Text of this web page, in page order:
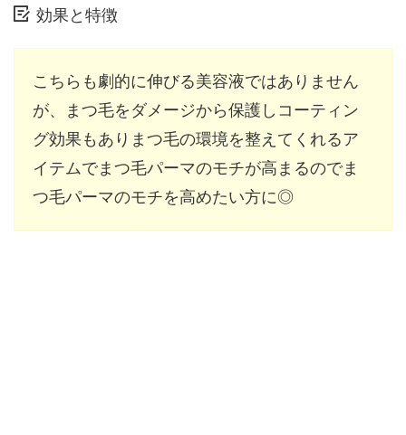
効果と特徴
こちらも劇的に伸びる美容液ではありません
が、まつ毛をダメージから保護しコーティン
グ効果もありまつ毛の環境を整えてくれるア
イテムでまつ毛パーマのモチが高まるのでま
つ毛パーマのモチを高めたい方に◎